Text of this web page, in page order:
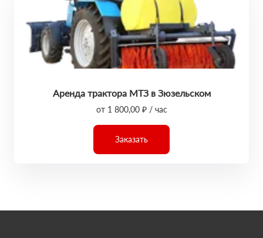
Аренда трактора МТЗ в Зюзельском
от 1 800,00 ₽ / час
Заказать